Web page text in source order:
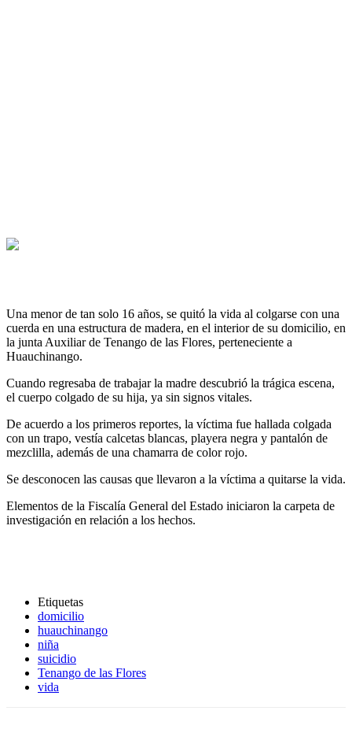
Una menor de tan solo 16 años, se quitó la vida al colgarse con una
cuerda en una estructura de madera, en el interior de su domicilio, en
la junta Auxiliar de Tenango de las Flores, perteneciente a
Huauchinango.
Cuando regresaba de trabajar la madre descubrió la trágica escena,
el cuerpo colgado de su hija, ya sin signos vitales.
De acuerdo a los primeros reportes, la víctima fue hallada colgada
con un trapo, vestía calcetas blancas, playera negra y pantalón de
mezclilla, además de una chamarra de color rojo.
Se desconocen las causas que llevaron a la víctima a quitarse la vida.
Elementos de la Fiscalía General del Estado iniciaron la carpeta de
investigación en relación a los hechos.
Etiquetas
domicilio
huauchinango
niña
suicidio
Tenango de las Flores
vida